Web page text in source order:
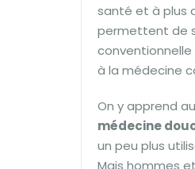
santé et à plus
permettent de
à la médecine
On y apprend
médecine
un peu plus
Mais hommes